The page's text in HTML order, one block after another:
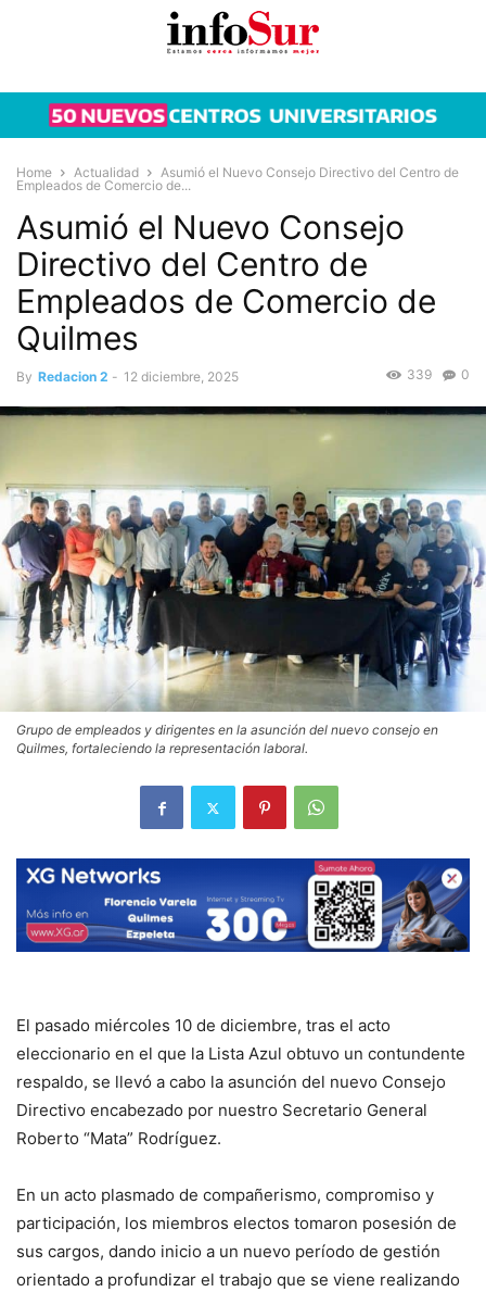
Home Actualidad
Asumió el Nuevo Consejo Directivo del Centro de
Empleados de Comercio de...
Asumió el Nuevo Consejo
Directivo del Centro de
Empleados de Comercio de
Quilmes
By Redacion 2 - 12 diciembre, 2025 0
339
Grupo de empleados y dirigentes en la asunción del nuevo consejo en
Quilmes, fortaleciendo la representación laboral.
El pasado miércoles 10 de diciembre, tras el acto
eleccionario en el que la Lista Azul obtuvo un contundente
respaldo, se llevó a cabo la asunción del nuevo Consejo
Directivo encabezado por nuestro Secretario General
Roberto “Mata” Rodríguez.
En un acto plasmado de compañerismo, compromiso y
participación, los miembros electos tomaron posesión de
sus cargos, dando inicio a un nuevo período de gestión
orientado a profundizar el trabajo que se viene realizando